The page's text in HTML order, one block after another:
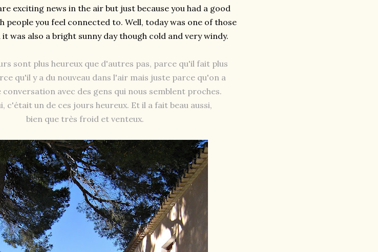
exciting news in the air but just because you had a good
people you feel connected to. Well, today was one of those
it was also a bright sunny day though cold and very windy.
sont plus heureux que d'autres pas, parce qu'il fait plus
qu'il y a du nouveau dans l'air mais juste parce qu'on a
conversation avec des gens qui nous semblent proches.
c'était un de ces jours heureux. Et il a fait beau aussi,
bien que très froid et venteux.